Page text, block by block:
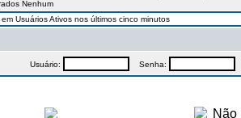
Nenhum
Usuários Ativos nos últimos cinco minutos
Usuário: Senha: